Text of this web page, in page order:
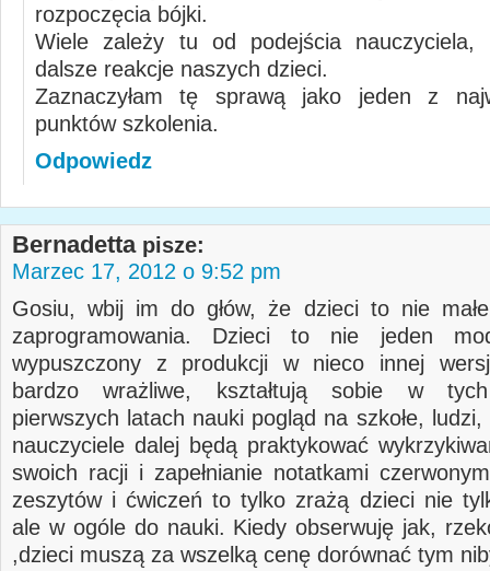
rozpoczęcia bójki.
Wiele zależy tu od podejścia nauczyciela,
dalsze reakcje naszych dzieci.
Zaznaczyłam tę sprawą jako jeden z
punktów szkolenia.
Odpowiedz
Bernadetta pisze:
Marzec 17, 2012 o 9:52 pm
Gosiu, wbij im do głów, że dzieci to nie
zaprogramowania. Dzieci to nie jeden
wypuszczony z produkcji w nieco innej
bardzo wrażliwe, kształtują sobie w tych
pierwszych latach nauki pogląd na szkołe,
nauczyciele dalej będą praktykować
swoich racji i zapełnianie notatkami
zeszytów i ćwiczeń to tylko zrażą dzieci nie
ale w ogóle do nauki. Kiedy obserwuję jak,
,dzieci muszą za wszelką cenę dorównać tym